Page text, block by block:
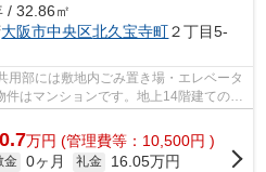
/ 32.86㎡
大阪市中央区北久宝寺町２丁目5-
用部には敷地内ごみ置き場・エレベータ
はマンションです。地上14階建てのこ
徴的な...
万円 (管理費等：10,500円 )
金 0ヶ月 礼金
16.05万円